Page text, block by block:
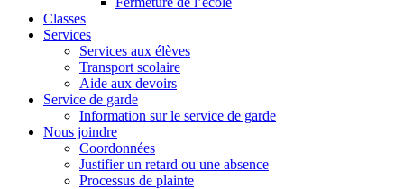
Classes
Services
Services aux élèves
Transport scolaire
Aide aux devoirs
Service de garde
Information sur le service de garde
Nous joindre
Coordonnées
Justifier un retard ou une absence
Processus de plainte